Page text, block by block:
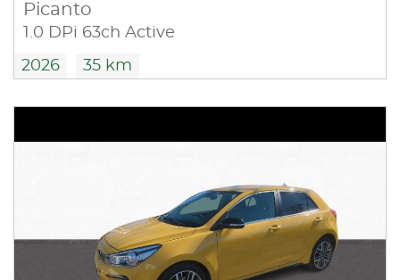
Picanto
1.0 DPi 63ch Active
2026 35 km